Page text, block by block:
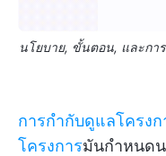
นโยบาย, ขั้นตอน, และกา
การกำกับดูแลโครง
โครงการมันกำหนด